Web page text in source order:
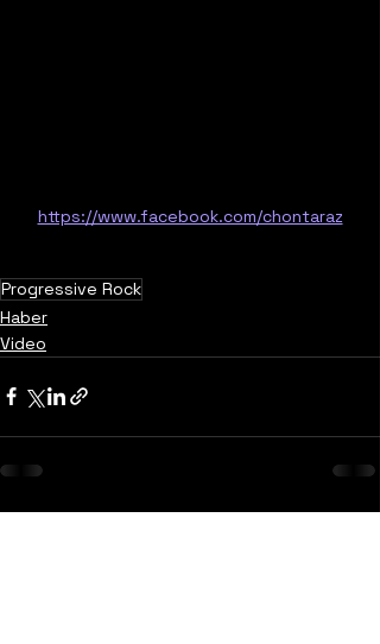
https://www.facebook.com/chontaraz
Progressive Rock
Haber
Video